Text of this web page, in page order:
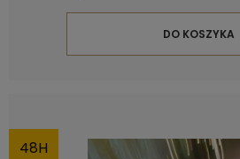
DO KOSZYKA
48H